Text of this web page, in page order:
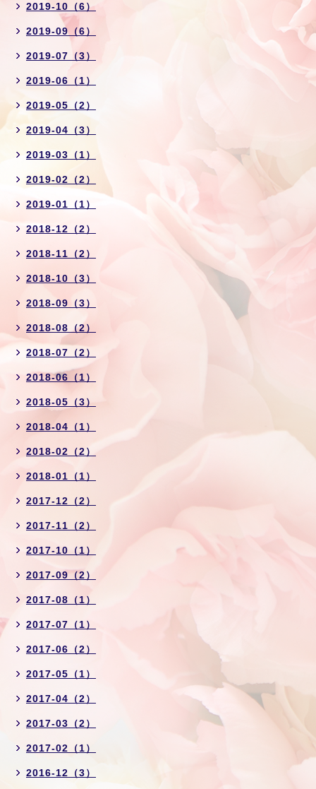
2019-10（6）
2019-09（6）
2019-07（3）
2019-06（1）
2019-05（2）
2019-04（3）
2019-03（1）
2019-02（2）
2019-01（1）
2018-12（2）
2018-11（2）
2018-10（3）
2018-09（3）
2018-08（2）
2018-07（2）
2018-06（1）
2018-05（3）
2018-04（1）
2018-02（2）
2018-01（1）
2017-12（2）
2017-11（2）
2017-10（1）
2017-09（2）
2017-08（1）
2017-07（1）
2017-06（2）
2017-05（1）
2017-04（2）
2017-03（2）
2017-02（1）
2016-12（3）